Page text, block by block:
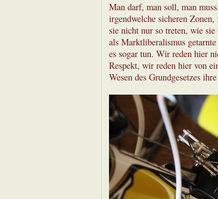
Man darf, man soll, man
irgendwelche sicheren
sie nicht nur so treten, wie
als Marktliberalismus
es sogar tun. Wir reden hier
Respekt, wir reden hier von
Wesen des Grundgesetzes